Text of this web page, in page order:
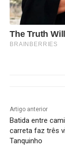
The Truth
BRAINBERRIES
Artigo anterior
Batida entre
carreta faz três
Tanquinho